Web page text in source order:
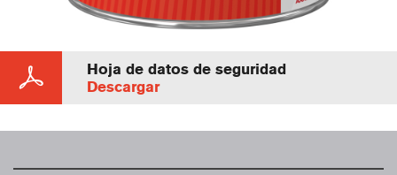
Hoja de datos de seguridad
Descargar